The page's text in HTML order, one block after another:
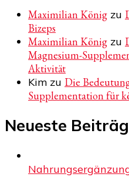
Maximilian König zu
Bizeps
Maximilian König zu
Magnesium-
Aktivität
Kim zu Die
Supplementation für
Neueste